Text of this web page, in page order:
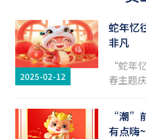
2025-02-12
蛇年忆
非凡
“蛇年
春主题
“潮”
有点嗨~